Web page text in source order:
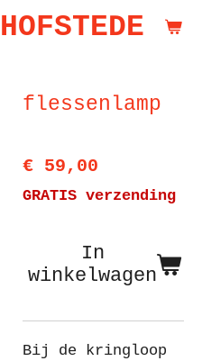
flessenlamp
€ 59,00
GRATIS verzending
In
winkelwagen
Bij de kringloop